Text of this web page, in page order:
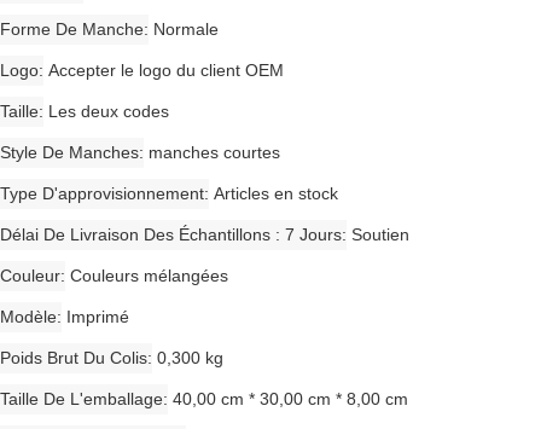
Forme De Manche Normale
Logo Accepter le logo du client OEM
Taille Les deux codes
Style De Manches manches courtes
Type D'approvisionnement Articles en stock
Délai De Livraison Des Échantillons : 7 Jours Soutien
Couleur Couleurs mélangées
Modèle Imprimé
Poids Brut Du Colis 0,300 kg
Taille De L'emballage 40,00 cm * 30,00 cm * 8,00 cm